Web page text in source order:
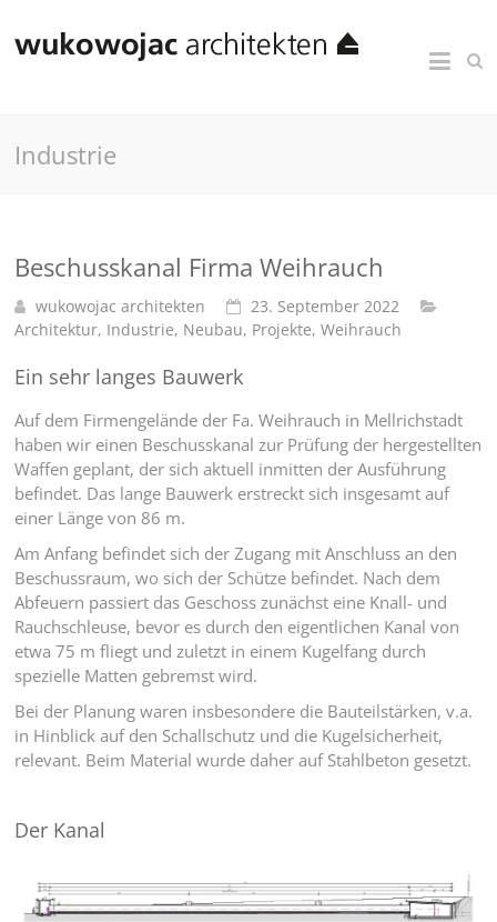
Industrie
Beschusskanal Firma Weihrauch
wukowojac architekten
23. September 2022
Architektur, Industrie, Neubau, Projekte,Weihrauch
Ein sehr langes Bauwerk
Auf dem Firmengelände der Fa. Weihrauch in Mellrichstadt
haben wir einen Beschusskanal zur Prüfung der hergestellten
Waffen geplant, der sich aktuell inmitten der Ausführung
befindet. Das lange Bauwerk erstreckt sich insgesamt auf
einer Länge von 86 m.
Am Anfang befindet sich der Zugang mit Anschluss an den
Beschussraum, wo sich der Schütze befindet. Nach dem
Abfeuern passiert das Geschoss zunächst eine Knall- und
Rauchschleuse, bevor es durch den eigentlichen Kanal von
etwa 75 m fliegt und zuletzt in einem Kugelfang durch
spezielle Matten gebremst wird.
Bei der Planung waren insbesondere die Bauteilstärken, v.a.
in Hinblick auf den Schallschutz und die Kugelsicherheit,
relevant. Beim Material wurde daher auf Stahlbeton gesetzt.
Der Kanal